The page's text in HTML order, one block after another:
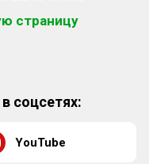
страницу
соцсетях:
YouTube